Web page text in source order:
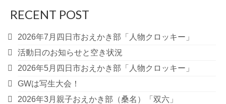
ー
送
り
RECENT POST
2026年7月四日市おえかき部「人物クロッキー」
活動日のお知らせと空き状況
2026年5月四日市おえかき部「人物クロッキー」
GWは写生大会！
2026年3月親子おえかき部（桑名）「双六」